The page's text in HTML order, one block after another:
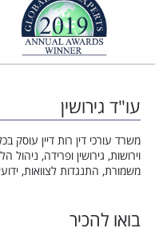
עו"ד גירושין
משרד עורכי דין רות דיין עוסק
וירושות, גירושין ופרידה, ניהול
משמורת, התנגדות לצוואות,
בואו להכיר